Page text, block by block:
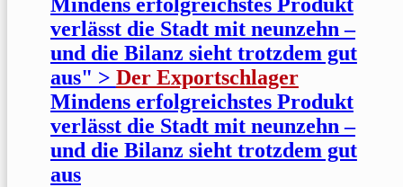
verlässt die Stadt mit neunzehn –
und die Bilanz sieht trotzdem gut
aus" > Der Exportschlager
Mindens erfolgreichstes Produkt
verlässt die Stadt mit neunzehn –
und die Bilanz sieht trotzdem gut
aus